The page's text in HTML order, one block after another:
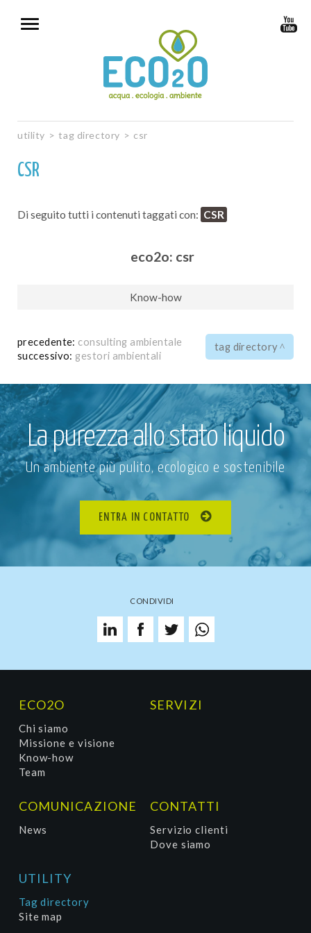
utility > tag directory > csr
CSR
Di seguito tutti i contenuti taggati con: CSR
eco2o: csr
Know-how
precedente: consulting ambientale
successivo: gestori ambientali
tag directory
La purezza allo stato liquido
Un ambiente più pulito, ecologico e sostenibile
ENTRA IN CONTATTO
CONDIVIDI
ECO2O
Chi siamo
Missione e visione
Know-how
Team
SERVIZI
COMUNICAZIONE
News
CONTATTI
Servizio clienti
Dove siamo
UTILITY
Tag directory
Site map